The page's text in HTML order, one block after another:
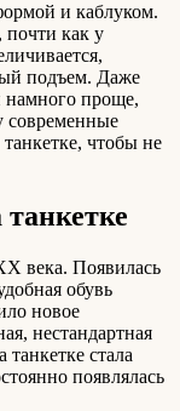
и каблуком.
как у
подъем. Даже
намного проще,
современные
чтобы не
века. Появилась
обувь
новое
нестандартная
стала
появлялась